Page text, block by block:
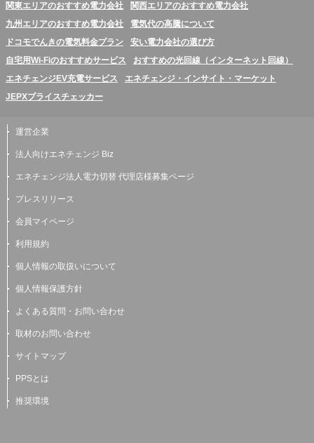
関東エリアのおすすめ電力会社
関西エリアのおすすめ電力会社
九州エリアのおすすめ電力会社
電気代の高騰について
ドコモでんきの電気料金プラン
安い電力会社の選び方
自宅用Wi-Fiのおすすめサービス
おすすめの光回線（インターネット回線）
エネチェンジEV充電サービス
エネチェンジ・インサイト・マーケット
JEPXプライスチェッカー
運営企業
法人向けエネチェンジ Biz
エネチェンジ法人電力切替 代理店様募集ページ
プレスリリース
会員マイページ
利用規約
個人情報の取扱いについて
個人情報保護方針
よくある質問・お問い合わせ
取材のお問い合わせ
サイトマップ
PPSとは
推奨環境